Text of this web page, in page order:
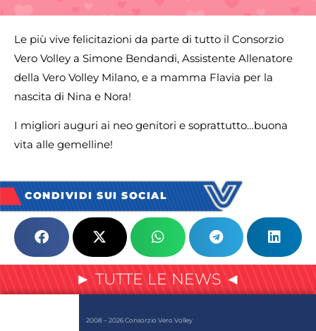
Le più vive felicitazioni da parte di tutto il Consorzio
Vero Volley a Simone Bendandi, Assistente Allenatore
della Vero Volley Milano, e a mamma Flavia per la
nascita di Nina e Nora!
I migliori auguri ai neo genitori e soprattutto…buona
vita alle gemelline!
CONDIVIDI SUI SOCIAL
► TUTTE LE NEWS ◄
2008 – 2026 Consorzio Vero Volley